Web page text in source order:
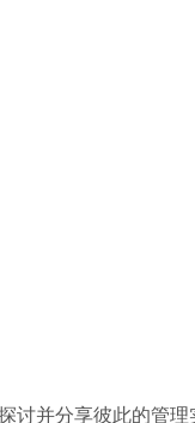
讨并分享彼此的管理